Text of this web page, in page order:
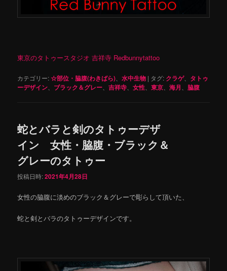
東京のタトゥースタジオ 吉祥寺 Redbunnytattoo
カテゴリー:☆部位・脇腹(わきばら) 、水中生物 | タグ: クラゲ、 タトゥ
ーデザイン
ブラック＆グレー 、吉祥寺 、女性 、東京 、海月 脇腹
蛇とバラと剣のタトゥーデザ
イン 女性・脇腹・ブラック＆
グレーのタトゥー
投稿日時:2021年4月28日
女性の脇腹に淡めのブラック＆グレーで彫らして頂いた、
蛇と剣とバラのタトゥーデザインです。